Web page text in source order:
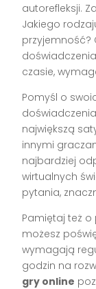
autorefleksji.
Jakiego
przyjemność?
czasie,
Pomyśl o
największą
innymi
najbardziej
wirtualnych
pytania,
Pamiętaj też
możesz
wymagają
godzin na
gry online